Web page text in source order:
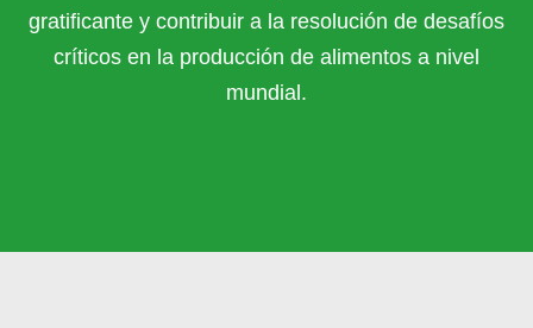
gratificante y contribuir a la resolución de desafíos
críticos en la producción de alimentos a nivel
mundial.